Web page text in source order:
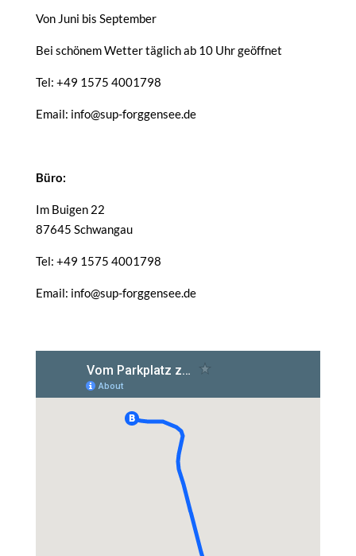
Von Juni bis September
Bei schönem Wetter täglich ab 10 Uhr geöffnet
Tel: +49 1575 4001798
Email: info@sup-forggensee.de
Büro:
Im Buigen 22
87645 Schwangau
Tel: +49 1575 4001798
Email: info@sup-forggensee.de